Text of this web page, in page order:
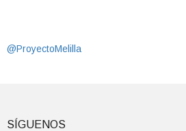
@ProyectoMelilla
SÍGUENOS